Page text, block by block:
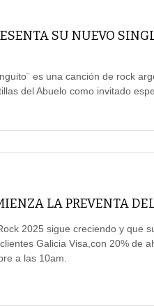
SU NUEVO
es una canción de rock
del Abuelo como invitado
LA PREVENTA
2025 sigue creciendo y que
Galicia Visa,con 20% de
a las 10am.